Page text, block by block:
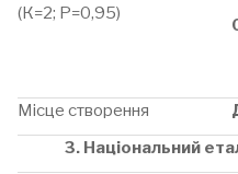
(К=2; Р=0,95)
Місце створення
3. Національний